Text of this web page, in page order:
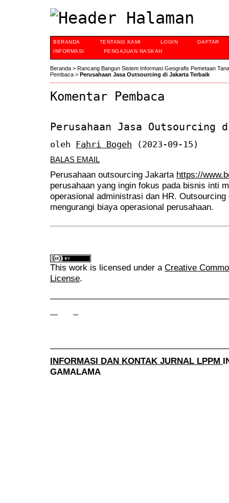
BERANDA TENTANG KAMI LOGIN
DAFTAR
INFORMASI
PENGAJUAN NASKAH
Beranda > Rancang Bangun Sistem Informasi Geografis Pemetaan
Pembaca > Perusahaan Jasa Outsourcing di Jakarta Terbaik
Komentar Pembaca
Perusahaan Jasa
oleh Fahri Bogeh (2023-09-15)
BALAS EMAIL
Perusahaan outsourcing Jakarta https://
perusahaan yang ingin fokus pada bisnis inti
operasional administrasi dan HR.
mengurangi biaya operasional perusahaan.
This work is licensed under a Creative
License.
INFORMASI DAN KONTAK JURNAL LPPM
GAMALAMA